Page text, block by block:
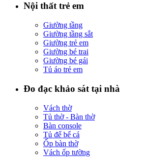
Nội thất trẻ em
Giường tầng
Giường tầng sắt
Giường trẻ em
Giường bé trai
Giường bé gái
Tủ áo trẻ em
Đo đạc khảo sát tại nhà
Vách thờ
Tủ thờ - Bàn thờ
Bàn console
Tủ để bể cá
Ốp bàn thờ
Vách ốp tường